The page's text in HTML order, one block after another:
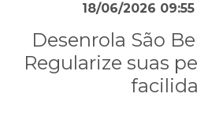
18/06/2026 09:55
Desenrola São
Regularize suas